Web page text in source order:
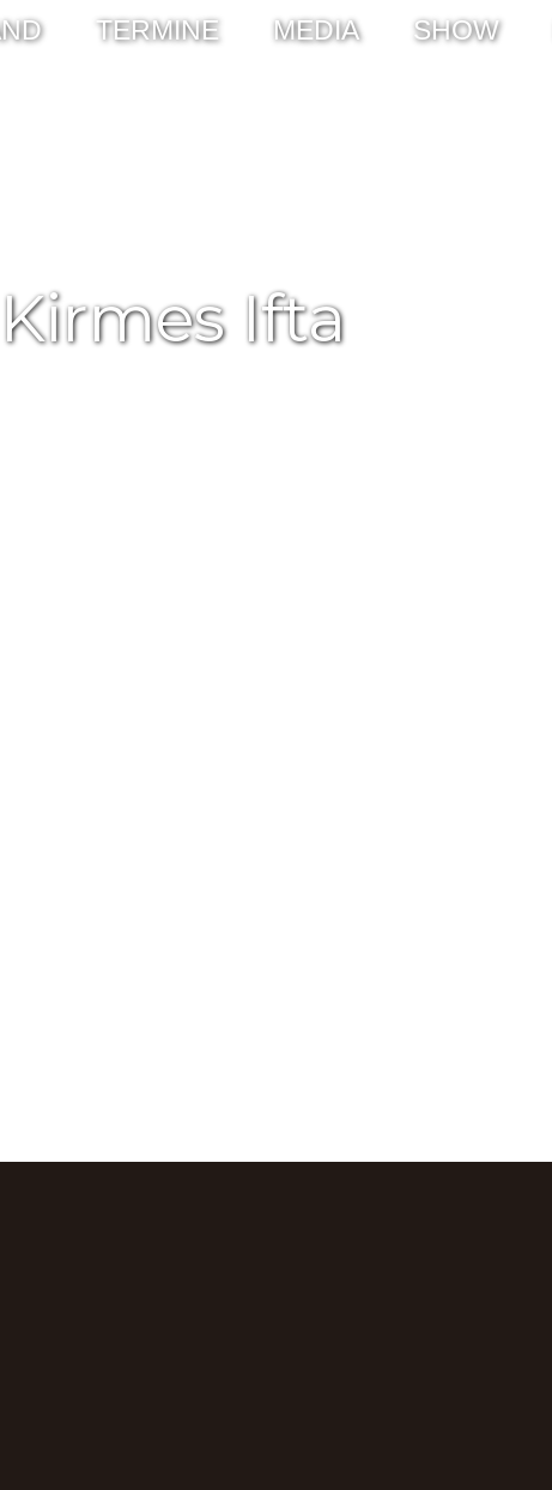
TERMINE MEDIA SHOW
Kirmes Ifta